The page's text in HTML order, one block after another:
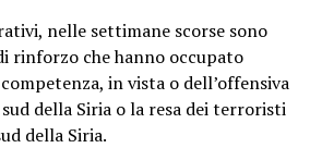
nelle settimane scorse sono
rinforzo che hanno occupato
in vista o dell’offensiva
della Siria o la resa dei terroristi
della Siria.